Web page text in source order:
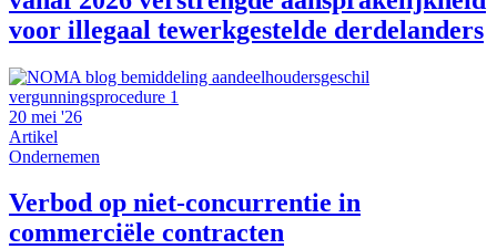
voor illegaal tewerkgestelde derdelanders
20 mei '26
Artikel
Ondernemen
Verbod op niet-concurrentie in
commerciële contracten